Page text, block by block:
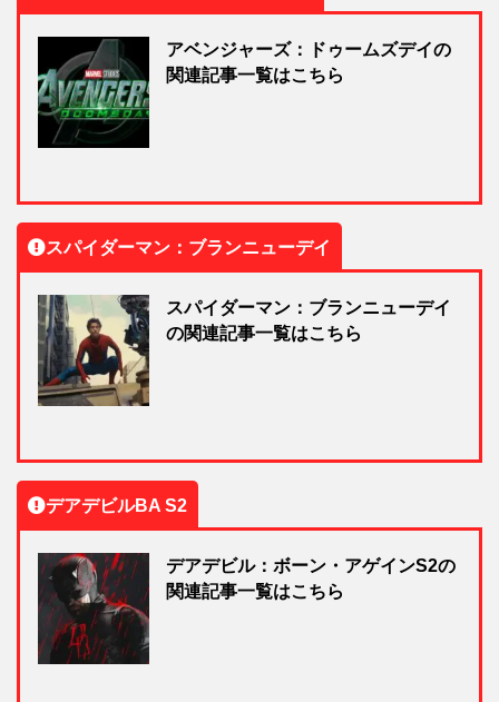
アベンジャーズ：ドゥームズデイの
関連記事一覧はこちら
スパイダーマン：ブランニューデイ
スパイダーマン：ブランニューデイ
の関連記事一覧はこちら
デアデビルBA S2
デアデビル：ボーン・アゲインS2の
関連記事一覧はこちら